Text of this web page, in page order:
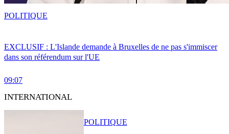
EXCLUSIF : L'Islande demande à Bruxelles de ne pas s'immiscer
dans son référendum sur l'UE
09:07
POLITIQUE
INTERNATIONAL
POLITIQUE